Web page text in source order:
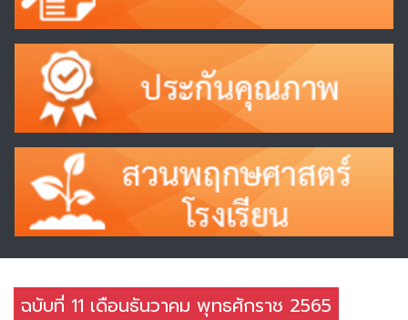
ฉบับที่ 11 เดือนธันวาคม พุทธศักราช 2565